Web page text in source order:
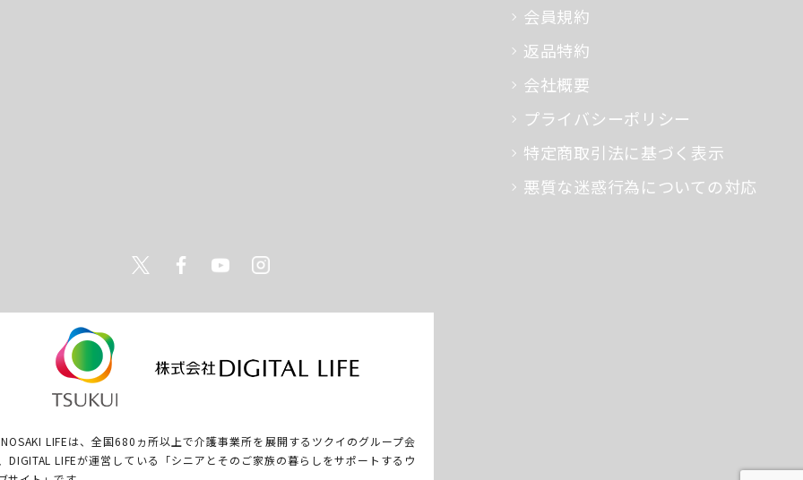
会員規約
返品特約
会社概要
プライバシーポリシー
特定商取引法に基づく表示
悪質な迷惑行為についての対応
TwitterFacebookYoutube
LIFEは、全国680ヵ所以上で介護事業所を展開するツクイのグループ会
DIGITAL LIFEが運営している「シニアとそのご家族の暮らしをサポートするウ